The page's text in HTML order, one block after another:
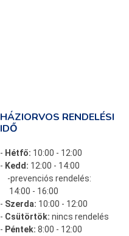
HÁZIORVOS RENDELÉSI
IDŐ
- Hétfő: 10:00 - 12:00
- Kedd: 12:00 - 14:00
-prevenciós rendelés:
14:00 - 16:00
- Szerda: 10:00 - 12:00
- Csütörtök: nincs rendelés
- Péntek: 8:00 - 12:00